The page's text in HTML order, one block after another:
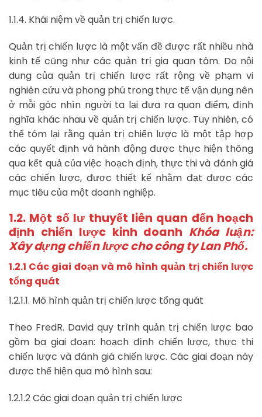
1.1.4. Khái niệm về quản trị chiến lược.
Quản trị chiến lược là một vấn đề được rất nhiều nhà
kinh tế cũng như các quản trị gia quan tâm. Do nội
dung của quản trị chiến lược rất rộng về phạm vi
nghiên cứu và phong phú trong thực tế vận dụng nên
ở mỗi góc nhìn người ta lại đưa ra quan điểm, định
nghĩa khác nhau về quản trị chiến lược. Tuy nhiên, có
thể tóm lại rằng quản trị chiến lược là một tập hợp
các quyết định và hành động được thực hiện thông
qua kết quả của việc hoạch định, thực thi và đánh giá
các chiến lược, được thiết kế nhằm đạt được các
mục tiêu của một doanh nghiệp.
1.2. Một số lư thuyết liên quan đến hoạch
định chiến lược kinh doanh Khóa luận:
Xây dựng chiến lược cho công ty Lan Phố.
1.2.1 Các giai đoạn và mô hình quản trị chiến lược
tổng quát
1.2.1.1. Mô hình quản trị chiến lược tổng quát
Theo FredR. David quy trình quản trị chiến lược bao
gồm ba giai đoạn: hoạch định chiến lược, thực thi
chiến lược và đánh giá chiến lược. Các giai đoạn này
được thể hiện qua mô hình sau:
1.2.1.2 Các giai đoạn quản trị chiến lược